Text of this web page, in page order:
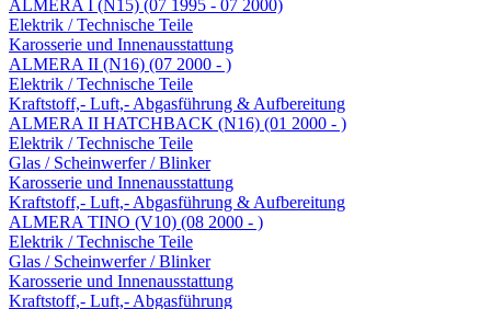
ALMERA I (N15) (07 1995 - 07 2000)
Elektrik / Technische Teile
Karosserie und Innenausstattung
ALMERA II (N16) (07 2000 - )
Elektrik / Technische Teile
Kraftstoff,- Luft,- Abgasführung & Aufbereitung
ALMERA II HATCHBACK (N16) (01 2000 - )
Elektrik / Technische Teile
Glas / Scheinwerfer / Blinker
Karosserie und Innenausstattung
Kraftstoff,- Luft,- Abgasführung & Aufbereitung
ALMERA TINO (V10) (08 2000 - )
Elektrik / Technische Teile
Glas / Scheinwerfer / Blinker
Karosserie und Innenausstattung
Kraftstoff,- Luft,- Abgasführung